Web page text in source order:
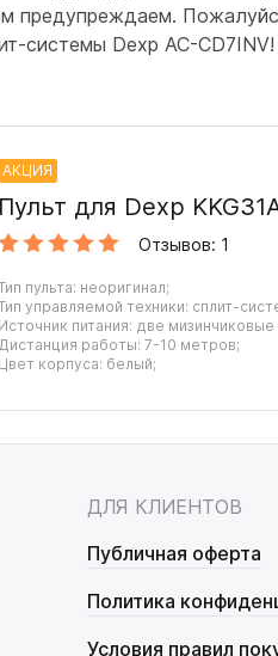
предупреждаем.
системы Dexp AC-CD7INV!
АКЦИЯ
Пульт для Dexp
Отзывов: 1
пульта: неоригинал;
управляемой техники: сплит-
Источник питания: две мизинчиковые
Дистанция работы: 7-10 метров;
Цвет корпуса: белый;
ДЛЯ КЛИЕНТОВ
Публичная оферта
Политика
Условия правил